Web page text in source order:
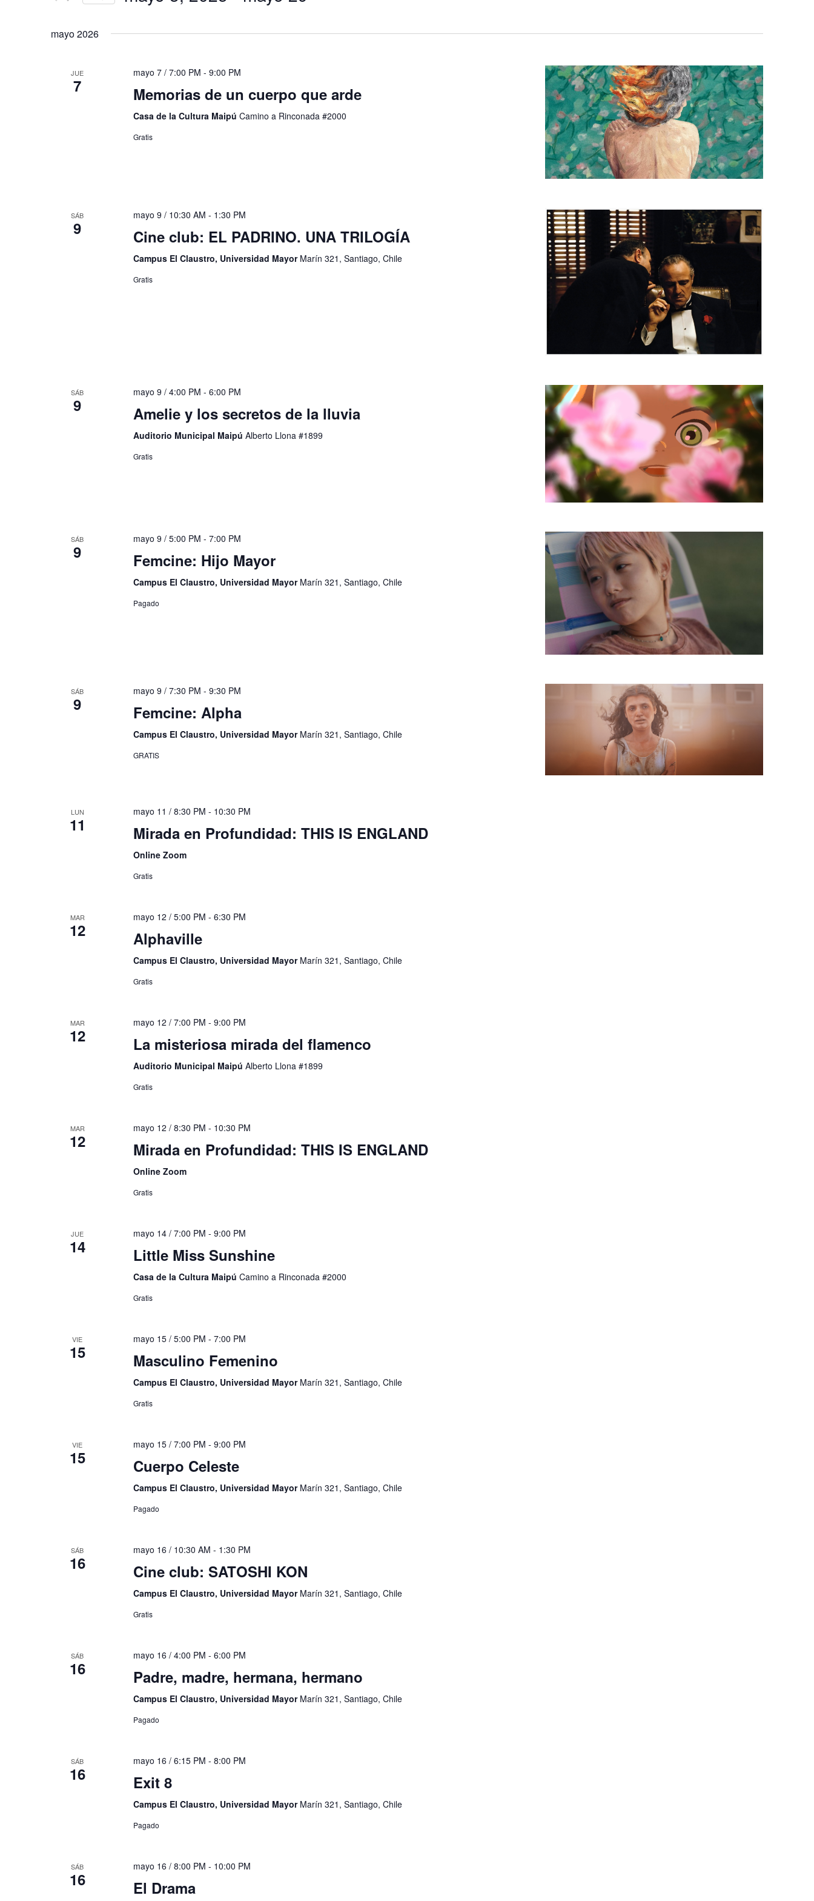
Eventos
la
mayo 2026
JUE
7
mayo 7 / 7:00 PM - 9:00 PM
Memorias de un cuerpo que arde
Casa de la Cultura Maipú Camino a Rinconada #2000
Gratis
SÁB
9
mayo 9 / 10:30 AM - 1:30 PM
Cine club: EL PADRINO. UNA TRILOGÍA
Campus El Claustro, Universidad Mayor Marín 321, Santiago, Chile
Gratis
SÁB
9
mayo 9 / 4:00 PM - 6:00 PM
Amelie y los secretos de la lluvia
Auditorio Municipal Maipú Alberto Llona #1899
Gratis
SÁB
9
mayo 9 / 5:00 PM - 7:00 PM
Femcine: Hijo Mayor
Campus El Claustro, Universidad Mayor Marín 321, Santiago, Chile
Pagado
SÁB
9
mayo 9 / 7:30 PM - 9:30 PM
Femcine: Alpha
Campus El Claustro, Universidad Mayor Marín 321, Santiago, Chile
GRATIS
LUN
11
mayo 11 / 8:30 PM - 10:30 PM
Mirada en Profundidad: THIS IS ENGLAND
Online Zoom
Gratis
MAR
12
mayo 12 / 5:00 PM - 6:30 PM
Alphaville
Campus El Claustro, Universidad Mayor Marín 321, Santiago, Chile
Gratis
MAR
12
mayo 12 / 7:00 PM - 9:00 PM
La misteriosa mirada del flamenco
Auditorio Municipal Maipú Alberto Llona #1899
Gratis
MAR
12
mayo 12 / 8:30 PM - 10:30 PM
Mirada en Profundidad: THIS IS ENGLAND
Online Zoom
Gratis
JUE
14
mayo 14 / 7:00 PM - 9:00 PM
Little Miss Sunshine
Casa de la Cultura Maipú Camino a Rinconada #2000
Gratis
VIE
15
mayo 15 / 5:00 PM - 7:00 PM
Masculino Femenino
Campus El Claustro, Universidad Mayor Marín 321, Santiago, Chile
Gratis
VIE
15
mayo 15 / 7:00 PM - 9:00 PM
Cuerpo Celeste
Campus El Claustro, Universidad Mayor Marín 321, Santiago, Chile
Pagado
SÁB
16
mayo 16 / 10:30 AM - 1:30 PM
Cine club: SATOSHI KON
Campus El Claustro, Universidad Mayor Marín 321, Santiago, Chile
Gratis
SÁB
16
mayo 16 / 4:00 PM - 6:00 PM
Padre, madre, hermana, hermano
Campus El Claustro, Universidad Mayor Marín 321, Santiago, Chile
Pagado
SÁB
16
mayo 16 / 6:15 PM - 8:00 PM
Exit 8
Campus El Claustro, Universidad Mayor Marín 321, Santiago, Chile
Pagado
SÁB
16
mayo 16 / 8:00 PM - 10:00 PM
El Drama